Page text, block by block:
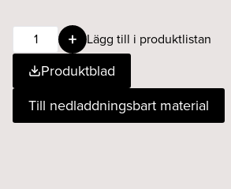
Luna
8W
45°
927
Fasdim
vit
Lägg till i produktlistan
Produktblad
Till nedladdningsbart material